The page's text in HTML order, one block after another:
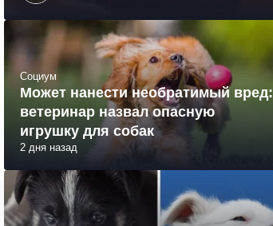
телеведущий
Социум
Может нанести необратимый вред:
ветеринар назвал опасную
игрушку для собак
2 дня назад